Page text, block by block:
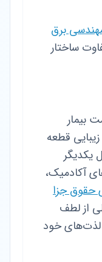
برق
ساختار
بیمار
قطعه
یکدیگر
آکادمیک،
حقوق جزا
از لطف
خود